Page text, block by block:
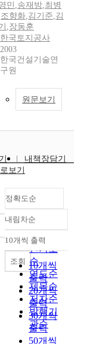
민 ,송재방,최병
조향화,김기준,김
,장동훈
한국토지공사
2003
한국건설기술연
구원
원문보기
내책장담기
보기
정확도순
정확도
순
인기도
순
연도순
제목순
저자순
발행기
관순
내림차순
내림차순
10개씩 출력
10개씩
출력
20개씩
출력
30개씩
출력
50개씩
조회